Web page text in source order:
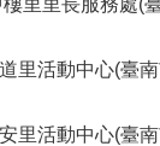
里里長服務處(
里活動中心(臺
里活動中心(臺